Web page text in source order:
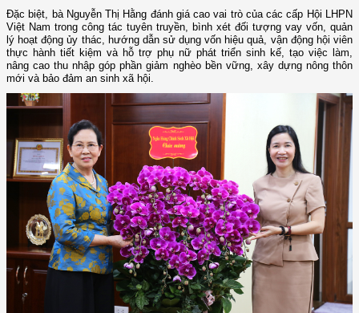
Đặc biệt, bà Nguyễn Thị Hằng đánh giá cao vai trò của các cấp Hội LHPN
Việt Nam trong công tác tuyên truyền, bình xét đối tượng vay vốn, quản
lý hoạt động ủy thác, hướng dẫn sử dụng vốn hiệu quả, vận động hội viên
thực hành tiết kiệm và hỗ trợ phụ nữ phát triển sinh kế, tạo việc làm,
nâng cao thu nhập góp phần giảm nghèo bền vững, xây dựng nông thôn
mới và bảo đảm an sinh xã hội.